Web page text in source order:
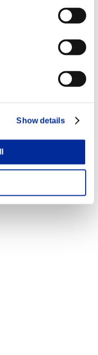
Show details